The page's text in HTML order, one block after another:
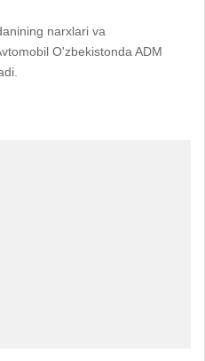
narxlari va
O'zbekistonda ADM